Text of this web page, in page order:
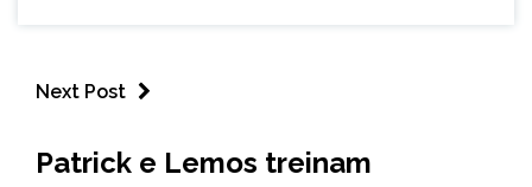
Next Post
Patrick e Lemos treinam